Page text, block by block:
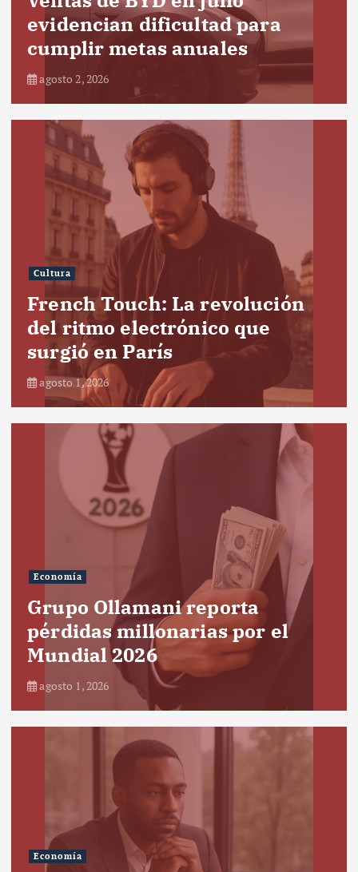
evidencian dificultad para
cumplir metas anuales
agosto 2, 2026
Cultura
French Touch: La revolución
del ritmo electrónico que
surgió en París
agosto 1, 2026
Economía
Grupo Ollamani reporta
pérdidas millonarias por el
Mundial 2026
agosto 1, 2026
Economía